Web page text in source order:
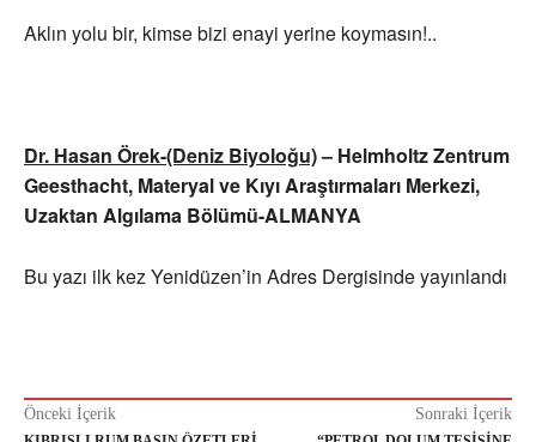
Aklın yolu bir, kimse bizi enayi yerine koymasın!..
Dr. Hasan Örek-(Deniz Biyoloğu)– Helmholtz Zentrum
Geesthacht, Materyal ve Kıyı Araştırmaları Merkezi,
Uzaktan Algılama Bölümü-ALMANYA
Bu yazı ilk kez Yenidüzen’in Adres Dergisinde yayınlandı
Önceki İçerik Sonraki İçerik